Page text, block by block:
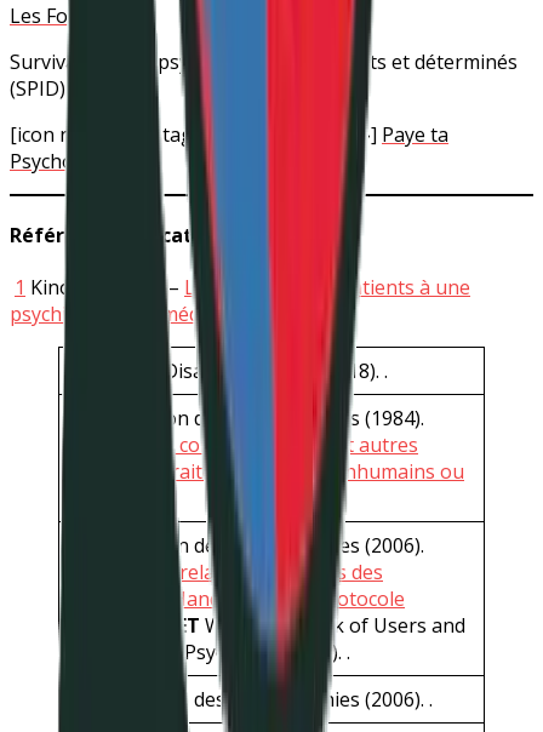
Les Folifols
Survivants de la psychiatrie indépendants et déterminés
(SPID)
[icon name= »instagram » prefix= »fab »] Paye ta
Psychophobie
Références indicatives
1 Kinopsy (2020) – Le droit pour les patients à une
psychiatrie sans médicament.
European Disability Forum. (2018). .
Organisation des Nations Unies (1984).
Convention contre la torture et autres
peines ou traitements cruels, inhumains ou
.
Organisation des Nations Unies (2006).
Convention relative aux Droits des
Personnes Handicapées et Protocole
ET World Network of Users and
Survivors of Psychiatry (2008). .
Organisation des Nations Unies (2006). .